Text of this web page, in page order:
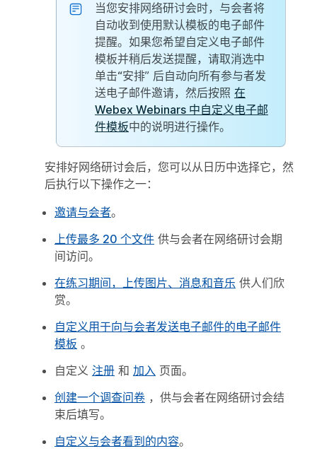
当您安排网络研讨会时，与会者将
自动收到使用默认模板的电子邮件
提醒。如果您希望自定义电子邮件
模板并稍后发送提醒，请取消选中
单击“安排” 后自动向所有参与者发
送电子邮件邀请，然后按照 在
Webex Webinars 中自定义电子邮
件模板中的说明进行操作。
安排好网络研讨会后，您可以从日历中选择它，然
后执行以下操作之一：
邀请与会者。
上传最多 20 个文件 供与会者在网络研讨会期
间访问。
在练习期间，上传图片、消息和音乐 供人们欣
赏。
自定义用于向与会者发送电子邮件的电子邮件
模板 。
自定义 注册 和 加入 页面。
创建一个调查问卷 ，供与会者在网络研讨会结
束后填写。
自定义与会者看到的内容。